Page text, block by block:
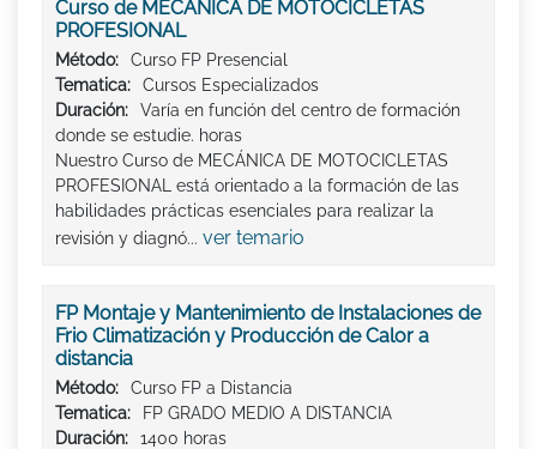
Curso de MECÁNICA DE MOTOCICLETAS
PROFESIONAL
Método:
Curso FP Presencial
Tematica:
Cursos Especializados
Duración:
Varía en función del centro de formación
donde se estudie. horas
Nuestro Curso de MECÁNICA DE MOTOCICLETAS
PROFESIONAL está orientado a la formación de las
habilidades prácticas esenciales para realizar la
revisión y diagnó... ver temario
FP Montaje y Mantenimiento de Instalaciones de
Frio Climatización y Producción de Calor a
distancia
Método:
Curso FP a Distancia
Tematica:
FP GRADO MEDIO A DISTANCIA
Duración:
1400 horas